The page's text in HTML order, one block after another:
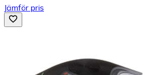
Jämför pris